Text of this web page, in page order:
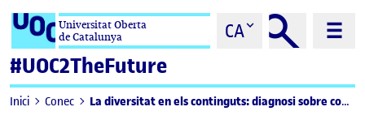
Saltar al contingutUniversitat Oberta
de Catalunya
CA
#UOC2TheFuture
Inici Conec La diversitat en els continguts: diagnosi sobre continguts globals a la UOC